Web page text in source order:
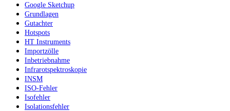
Google Sketchup
Grundlagen
Gutachter
Hotspots
HT Instruments
Importzölle
Inbetriebnahme
Infrarotspektroskopie
INSM
ISO-Fehler
Isofehler
Isolationsfehler